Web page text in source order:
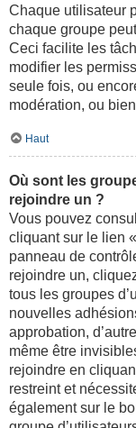
Chaque utilisateur
chaque groupe
Ceci facilite les
modifier les
seule fois, ou
modération, ou
Haut
Où sont les
rejoindre un ?
Vous pouvez
cliquant sur le lien
panneau de
rejoindre un,
tous les groupes
nouvelles
approbation,
même être
rejoindre en
restreint et
également sur le